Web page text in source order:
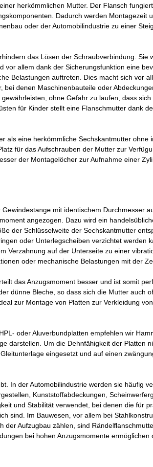
herkömmlichen Mutter. Der Flansch
Dadurch werden Montagezeit
oder der Automobilindustrie zu einer
das Lösen der Schraubverbindung. Sie
allem dank der Sicherungsfunktion eine
Belastungen auftreten. Dies macht sich vor
denen Maschinenbauteile oder
ohne Gefahr zu laufen, dass
für Kinder stellt eine Flanschmutter dank
als eine herkömmliche Sechskantmutter ohne
für das Aufschrauben der Mutter zur
der Montagelöcher zur Aufnahme einer
mit identischem Durchmesser
angezogen. Dazu wird ein
der Schlüsselweite der Sechskantmutter
oder Unterlegscheiben verzichtet werden
Verzahnung auf der Unterseite zu einer
oder mechanische Belastungen mit der
das Anzugsmoment besser und ist somit
dünne Bleche, so dass sich die Mutter auch
zur Montage von Platten zur Verkleidung
oder Aluverbundplatten empfehlen wir
darstellen. Um die Dehnfähigkeit der Platten
eingesetzt und auf einen
In der Automobilindustrie werden sie häufig
Kunststoffabdeckungen,
und Stabilität verwendet, bei denen die für
sind. Im Bauwesen, vor allem bei
Aufzugbau zählen, sind
bei hohen Anzugsmomente ermöglichen